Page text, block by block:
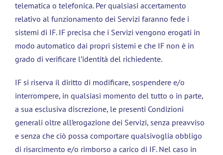
telematica o telefonica. Per qualsiasi accertamento
relativo al funzionamento dei Servizi faranno fede i
sistemi di IF. IF precisa che i Servizi vengono erogati in
modo automatico dai propri sistemi e che IF non è in
grado di verificare l’identità del richiedente.
IF si riserva il diritto di modificare, sospendere e/o
interrompere, in qualsiasi momento del tutto o in parte,
a sua esclusiva discrezione, le presenti Condizioni
generali oltre all’erogazione dei Servizi, senza preavviso
e senza che ciò possa comportare qualsivoglia obbligo
di risarcimento e/o rimborso a carico di IF. Nel caso in